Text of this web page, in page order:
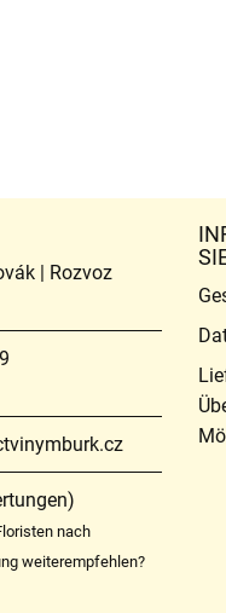
| Rozvoz
nach
weiterempfehlen?